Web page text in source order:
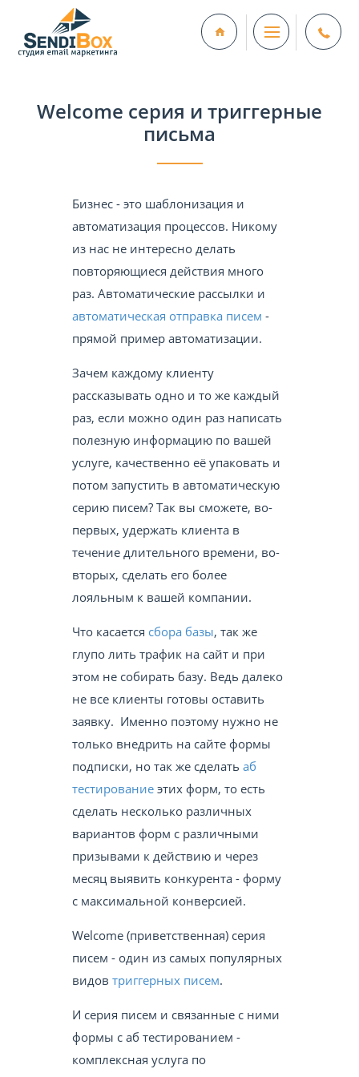
Welcome серия и триггерные
письма
Бизнес - это шаблонизация и
автоматизация процессов. Никому
из нас не интересно делать
повторяющиеся действия много
раз. Автоматические рассылки и
автоматическая отправка писем -
прямой пример автоматизации.
Зачем каждому клиенту
рассказывать одно и то же каждый
раз, если можно один раз написать
полезную информацию по вашей
услуге, качественно её упаковать и
потом запустить в автоматическую
серию писем? Так вы сможете, во-
первых, удержать клиента в
течение длительного времени, во-
вторых, сделать его более
лояльным к вашей компании.
Что касается сбора базы, так же
глупо лить трафик на сайт и при
этом не собирать базу. Ведь далеко
не все клиенты готовы оставить
заявку. Именно поэтому нужно не
только внедрить на сайте формы
подписки, но так же сделать аб
тестирование этих форм, то есть
сделать несколько различных
вариантов форм с различными
призывами к действию и через
месяц выявить конкурента - форму
с максимальной конверсией.
Welcome (приветственная) серия
писем - один из самых популярных
видов триггерных писем.
И серия писем и связанные с ними
формы с аб тестированием -
комплексная услуга по